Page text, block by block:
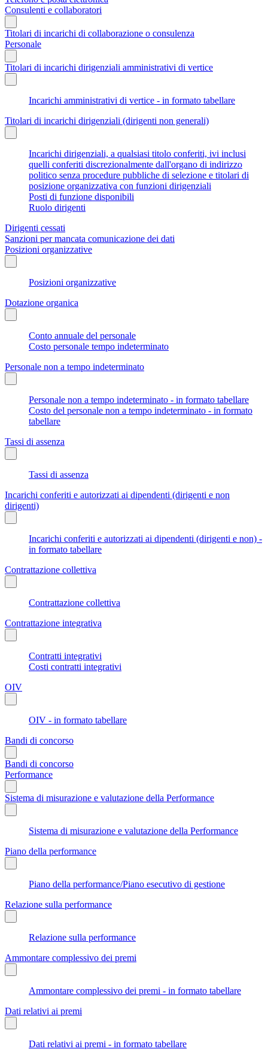
Consulenti e collaboratori
Titolari di incarichi di collaborazione o consulenza
Personale
Titolari di incarichi dirigenziali amministrativi di vertice
Incarichi amministrativi di vertice - in formato tabellare
Titolari di incarichi dirigenziali (dirigenti non generali)
Incarichi dirigenziali, a qualsiasi titolo conferiti, ivi inclusi
quelli conferiti discrezionalmente dall'organo di indirizzo
politico senza procedure pubbliche di selezione e titolari di
posizione organizzativa con funzioni dirigenziali
Posti di funzione disponibili
Ruolo dirigenti
Dirigenti cessati
Sanzioni per mancata comunicazione dei dati
Posizioni organizzative
Posizioni organizzative
Dotazione organica
Conto annuale del personale
Costo personale tempo indeterminato
Personale non a tempo indeterminato
Personale non a tempo indeterminato - in formato tabellare
Costo del personale non a tempo indeterminato - in formato
tabellare
Tassi di assenza
Tassi di assenza
Incarichi conferiti e autorizzati ai dipendenti (dirigenti e non
dirigenti)
Incarichi conferiti e autorizzati ai dipendenti (dirigenti e non) -
in formato tabellare
Contrattazione collettiva
Contrattazione collettiva
Contrattazione integrativa
Contratti integrativi
Costi contratti integrativi
OIV
OIV - in formato tabellare
Bandi di concorso
Bandi di concorso
Performance
Sistema di misurazione e valutazione della Performance
Sistema di misurazione e valutazione della Performance
Piano della performance
Piano della performance/Piano esecutivo di gestione
Relazione sulla performance
Relazione sulla performance
Ammontare complessivo dei premi
Ammontare complessivo dei premi - in formato tabellare
Dati relativi ai premi
Dati relativi ai premi - in formato tabellare